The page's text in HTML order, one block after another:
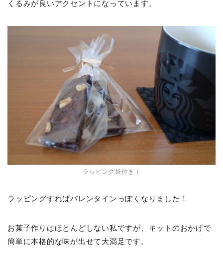
くるみが良いアクセントになっています。
ラッピング袋付き！
ラッピングすればバレンタインっぽくなりました！
お菓子作りはほとんどしない私ですが、キットのおかげで
簡単に本格的な味が出せて大満足です。